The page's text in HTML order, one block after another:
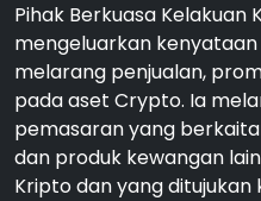
Pihak Berkuasa Kelakuan
mengeluarkan kenyataan
melarang penjualan,
pada aset Crypto. Ia
pemasaran yang
dan produk kewangan
Kripto dan yang ditujukan